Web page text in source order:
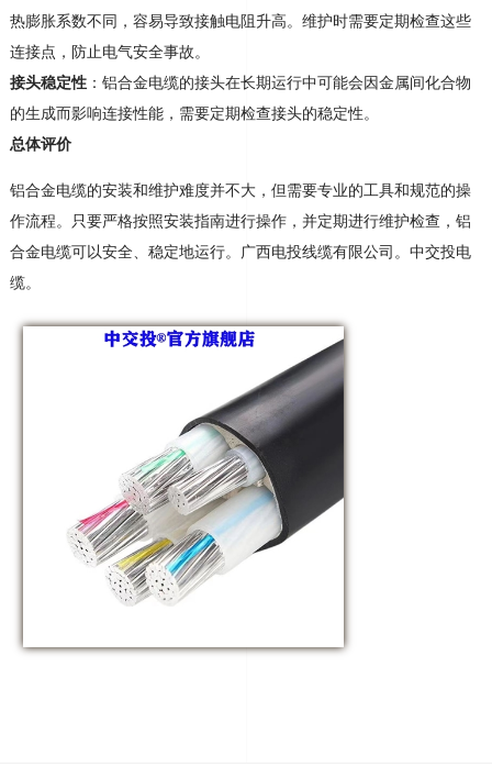
热膨胀系数不同，容易导致接触电阻升高。维护时需要定期检查这些
连接点，防止电气安全事故。
接头稳定性：铝合金电缆的接头在长期运行中可能会因金属间化合物
的生成而影响连接性能，需要定期检查接头的稳定性。
总体评价
铝合金电缆的安装和维护难度并不大，但需要专业的工具和规范的操
作流程。只要严格按照安装指南进行操作，并定期进行维护检查，铝
合金电缆可以安全、稳定地运行。
广西电投线缆有限公司。中交投电
缆。